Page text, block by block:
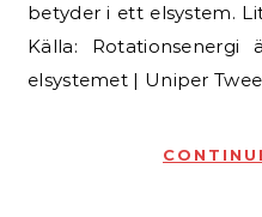
betyder i ett elsystem.
Källa:
elsystemet | Uniper